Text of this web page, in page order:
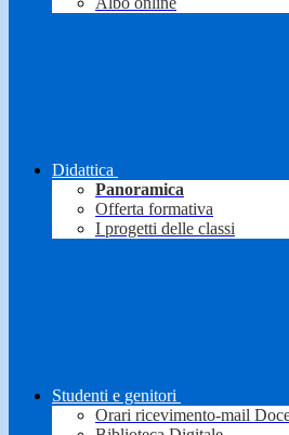
Didattica
Panoramica
Offerta formativa
I progetti delle classi
Studenti e genitori
Orari ricevimento-mail